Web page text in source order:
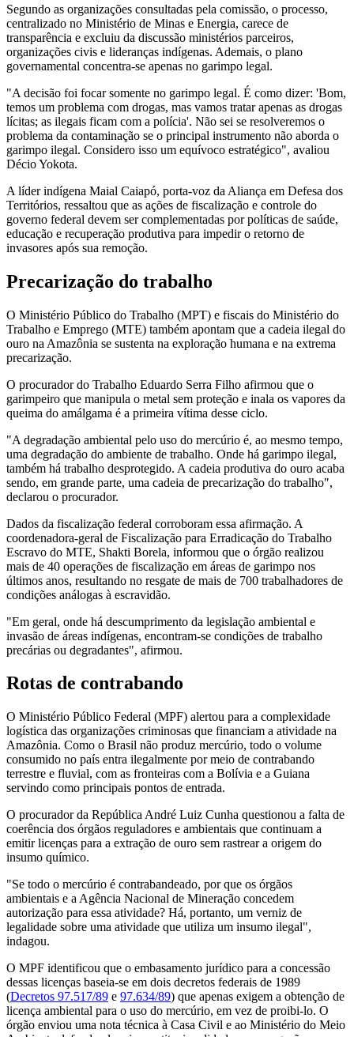
Segundo as organizações consultadas pela comissão, o processo,
centralizado no Ministério de Minas e Energia, carece de
transparência e excluiu da discussão ministérios parceiros,
organizações civis e lideranças indígenas. Ademais, o plano
governamental concentra-se apenas no garimpo legal.
"A decisão foi focar somente no garimpo legal. É como dizer: 'Bom,
temos um problema com drogas, mas vamos tratar apenas as drogas
lícitas; as ilegais ficam com a polícia'. Não sei se resolveremos o
problema da contaminação se o principal instrumento não aborda o
garimpo ilegal. Considero isso um equívoco estratégico", avaliou
Décio Yokota.
A líder indígena Maial Caiapó, porta-voz da Aliança em Defesa dos
Territórios, ressaltou que as ações de fiscalização e controle do
governo federal devem ser complementadas por políticas de saúde,
educação e recuperação produtiva para impedir o retorno de
invasores após sua remoção.
Precarização do trabalho
O Ministério Público do Trabalho (MPT) e fiscais do Ministério do
Trabalho e Emprego (MTE) também apontam que a cadeia ilegal do
ouro na Amazônia se sustenta na exploração humana e na extrema
precarização.
O procurador do Trabalho Eduardo Serra Filho afirmou que o
garimpeiro que manipula o metal sem proteção e inala os vapores da
queima do amálgama é a primeira vítima desse ciclo.
"A degradação ambiental pelo uso do mercúrio é, ao mesmo tempo,
uma degradação do ambiente de trabalho. Onde há garimpo ilegal,
também há trabalho desprotegido. A cadeia produtiva do ouro acaba
sendo, em grande parte, uma cadeia de precarização do trabalho",
declarou o procurador.
Dados da fiscalização federal corroboram essa afirmação. A
coordenadora-geral de Fiscalização para Erradicação do Trabalho
Escravo do MTE, Shakti Borela, informou que o órgão realizou
mais de 40 operações de fiscalização em áreas de garimpo nos
últimos anos, resultando no resgate de mais de 700 trabalhadores de
condições análogas à escravidão.
"Em geral, onde há descumprimento da legislação ambiental e
invasão de áreas indígenas, encontram-se condições de trabalho
precárias ou degradantes", afirmou.
Rotas de contrabando
O Ministério Público Federal (MPF) alertou para a complexidade
logística das organizações criminosas que financiam a atividade na
Amazônia. Como o Brasil não produz mercúrio, todo o volume
consumido no país entra ilegalmente por meio de contrabando
terrestre e fluvial, com as fronteiras com a Bolívia e a Guiana
servindo como principais pontos de entrada.
O procurador da República André Luiz Cunha questionou a falta de
coerência dos órgãos reguladores e ambientais que continuam a
emitir licenças para a extração de ouro sem rastrear a origem do
insumo químico.
"Se todo o mercúrio é contrabandeado, por que os órgãos
ambientais e a Agência Nacional de Mineração concedem
autorização para essa atividade? Há, portanto, um verniz de
legalidade sobre uma atividade que utiliza um insumo ilegal",
indagou.
O MPF identificou que o embasamento jurídico para a concessão
dessas licenças baseia-se em dois decretos federais de 1989
(Decretos 97.517/89 e 97.634/89) que apenas exigem a obtenção de
licença ambiental para o uso do mercúrio, em vez de proibi-lo. O
órgão enviou uma nota técnica à Casa Civil e ao Ministério do Meio